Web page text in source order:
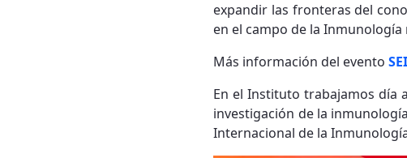
expandir las fronteras del
en el campo de la
Más información del evento
En el Instituto trabajamos día
investigación de la
Internacional de la